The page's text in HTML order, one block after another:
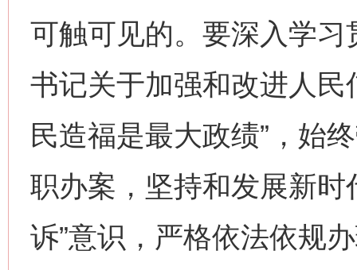
可触可见的。要深入学
书记关于加强和改进人民
民造福是最大政绩”，始
职办案，坚持和发展新时
诉”意识，严格依法依规